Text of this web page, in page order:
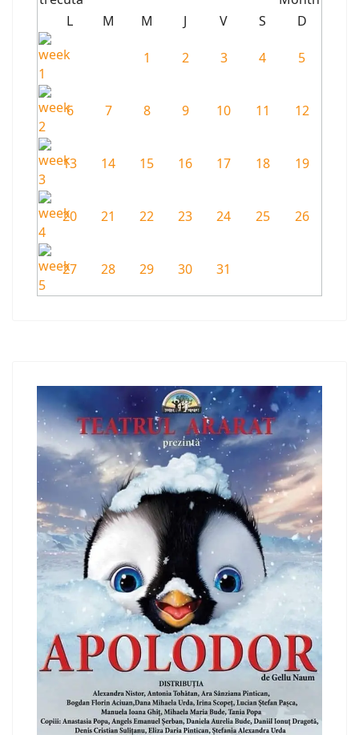
L
M M J V S D
1 2 3 4 5
6 7 8 9 10 11 12
13 14 15 16 17 18 19
20 21 22 23 24 25 26
27 28 29 30 31